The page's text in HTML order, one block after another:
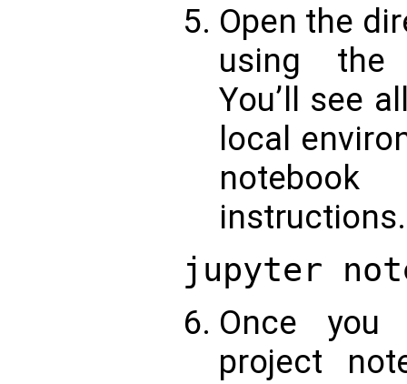
Open the
using the
You’ll see
local
instructions.
jupyter
Once
project